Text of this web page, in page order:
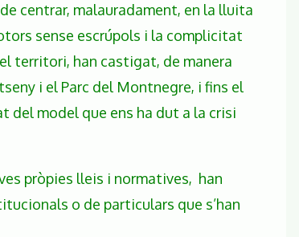
centrar, malauradament, en la lluita
sense escrúpols i la complicitat
territori, han castigat, de manera
i el Parc del Montnegre, i fins el
del model que ens ha dut a la crisi
pròpies lleis i normatives, han
o de particulars que s’han